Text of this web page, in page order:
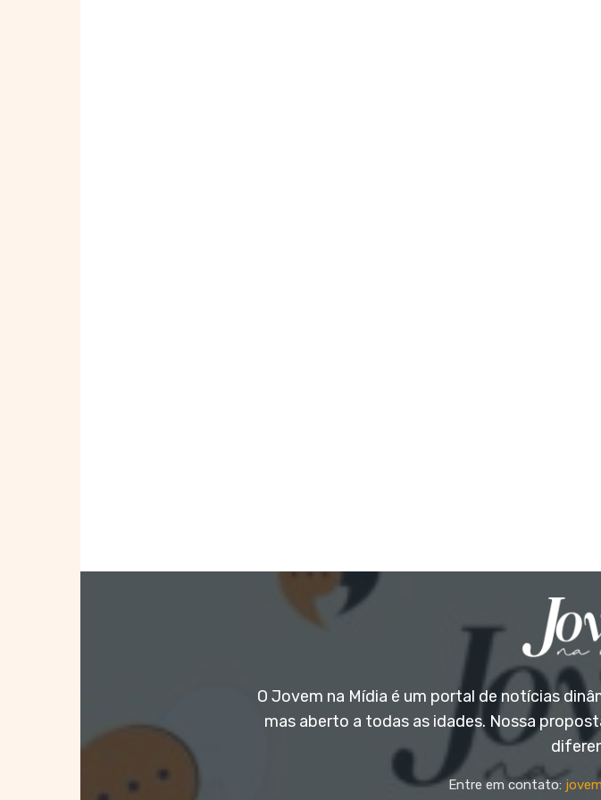
O Jovem na Mídia é um portal de notícias
mas aberto a todas as idades. Nossa
Entre em contato: